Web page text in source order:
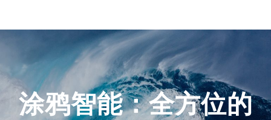
涂鸦智能：全方位的